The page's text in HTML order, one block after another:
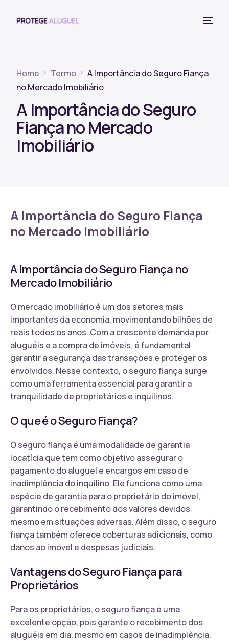
Home Termo
A Importância do Seguro Fiança
no Mercado Imobiliário
A Importância do Seguro
Fiança no Mercado
Imobiliário
A Importância do Seguro Fiança
no Mercado Imobiliário
A Importância do Seguro Fiança no
Mercado Imobiliário
O mercado imobiliário é um dos setores mais
importantes da economia, movimentando bilhões de
reais todos os anos. Com a crescente demanda por
aluguéis e a compra de imóveis, é fundamental
garantir a segurança das transações e proteger os
envolvidos. Nesse contexto, o seguro fiança surge
como uma ferramenta essencial para garantir a
tranquilidade de proprietários e inquilinos.
O que é o Seguro Fiança?
O seguro fiança é uma modalidade de garantia
locatícia que tem como objetivo assegurar o
pagamento do aluguel e encargos em caso de
inadimplência do inquilino. Ele funciona como uma
espécie de garantia para o proprietário do imóvel,
garantindo o recebimento dos valores devidos
mesmo em situações adversas. Além disso, o seguro
fiança também oferece coberturas adicionais, como
danos ao imóvel e despesas judiciais.
Vantagens do Seguro Fiança para
Proprietários
Para os proprietários, o seguro fiança é uma
excelente opção, pois garante o recebimento dos
aluguéis em dia, mesmo em casos de inadimplência.